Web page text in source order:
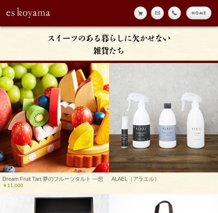
online shop
メール tell
Dream Fruit Tart 夢のフルーツタルト —想
像力と感性を育むお菓子な玩具—
￥11,000
ALAEL（アラエル）